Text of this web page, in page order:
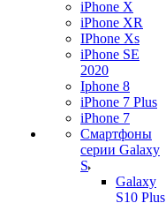
iPhone X
iPhone XR
IPhone Xs
iPhone SE
2020
Iphone 8
iPhone 7 Plus
iPhone 7
Смартфоны
серии Galaxy
S
Galaxy
S10 Plus